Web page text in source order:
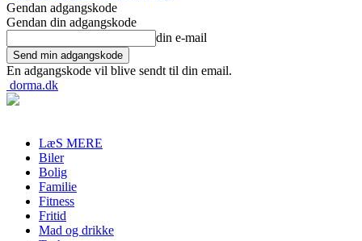
Gendan adgangskode
Gendan din adgangskode
din e-mail
En adgangskode vil blive sendt til din email.
dorma.dk
LæS MERE
Biler
Bolig
Familie
Fitness
Fritid
Mad og drikke